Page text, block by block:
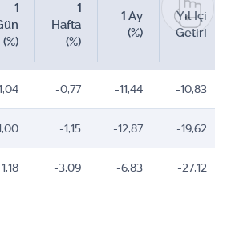
1
(%)
1
Hafta
(%)
1 Ay
(%)
Yıl İçi
Getiri
-0,77 -11,44 -10,83
-1,15 -12,87 -19,62
1,18 -3,09 -6,83 -27,12